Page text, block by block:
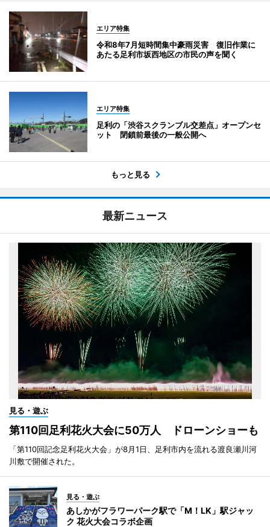
エリア特集
令和8年7月短時間集中豪雨災害 復旧作業に
あたる足利市坂西地区の市民の声を聞く
エリア特集
足利の「渋谷スクランブル交差点」オープンセ
ット 閉鎖前最後の一般公開へ
もっと見る
最新ニュース
見る・遊ぶ
第110回足利花火大会に50万人 ドローンショーも
「第110回記念足利花火大会」が8月1日、足利市内を流れる渡良瀬川河
川敷で開催された。
見る・遊ぶ
あしかがフラワーパーク駅で「M！LK」駅ジャッ
ク 花火大会コラボ企画